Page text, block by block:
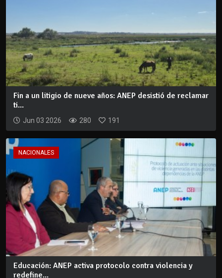
Fin a un litigio de nueve años: ANEP desistió de reclamar
ti...
Jun 03 2026 280 191
NACIONALES
Educación: ANEP activa protocolo contra violencia y
redefine...